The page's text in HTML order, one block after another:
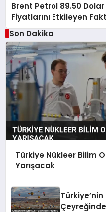
Brent Petrol 89.50
Fiyatlarını Etkileyen
Son Dakika
Türkiye Nükleer Bilim
Yarışacak
Türkiye’nin